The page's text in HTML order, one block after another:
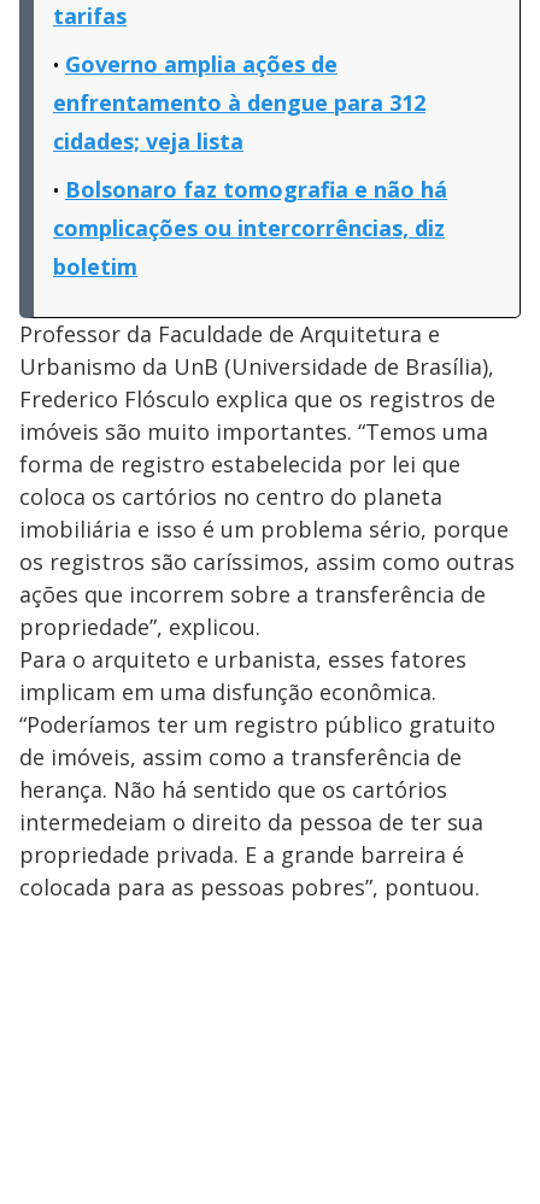
tarifas
Governo amplia ações de
enfrentamento à dengue para 312
cidades; veja lista
Bolsonaro faz tomografia e não há
complicações ou intercorrências, diz
boletim
Professor da Faculdade de Arquitetura e
Urbanismo da UnB (Universidade de Brasília),
Frederico Flósculo explica que os registros de
imóveis são muito importantes. “Temos uma
forma de registro estabelecida por lei que
coloca os cartórios no centro do planeta
imobiliária e isso é um problema sério, porque
os registros são caríssimos, assim como outras
ações que incorrem sobre a transferência de
propriedade”, explicou.
Para o arquiteto e urbanista, esses fatores
implicam em uma disfunção econômica.
“Poderíamos ter um registro público gratuito
de imóveis, assim como a transferência de
herança. Não há sentido que os cartórios
intermedeiam o direito da pessoa de ter sua
propriedade privada. E a grande barreira é
colocada para as pessoas pobres”, pontuou.